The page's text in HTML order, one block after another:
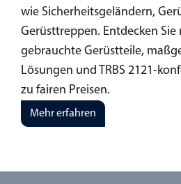
wie Sicherheitsgeländern,
Gerüsttreppen. Entdecken Sie
gebrauchte Gerüstteile,
Lösungen und TRBS 2121-
zu fairen Preisen.
Mehr erfahren